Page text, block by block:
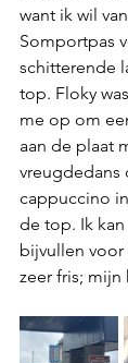
want ik wil
Somportpas
schitterende
top. Floky
me op om
aan de plaat
vreugdedans
cappuccino
de top. Ik
bijvullen
zeer fris;